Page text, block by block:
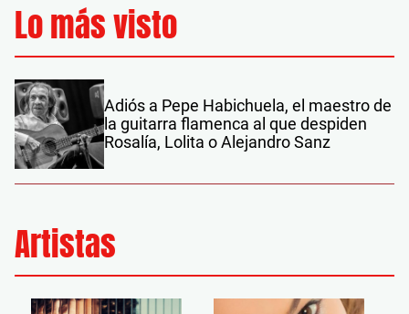
Lo más visto
Adiós a Pepe Habichuela, el maestro de
la guitarra flamenca al que despiden
Rosalía, Lolita o Alejandro Sanz
Artistas